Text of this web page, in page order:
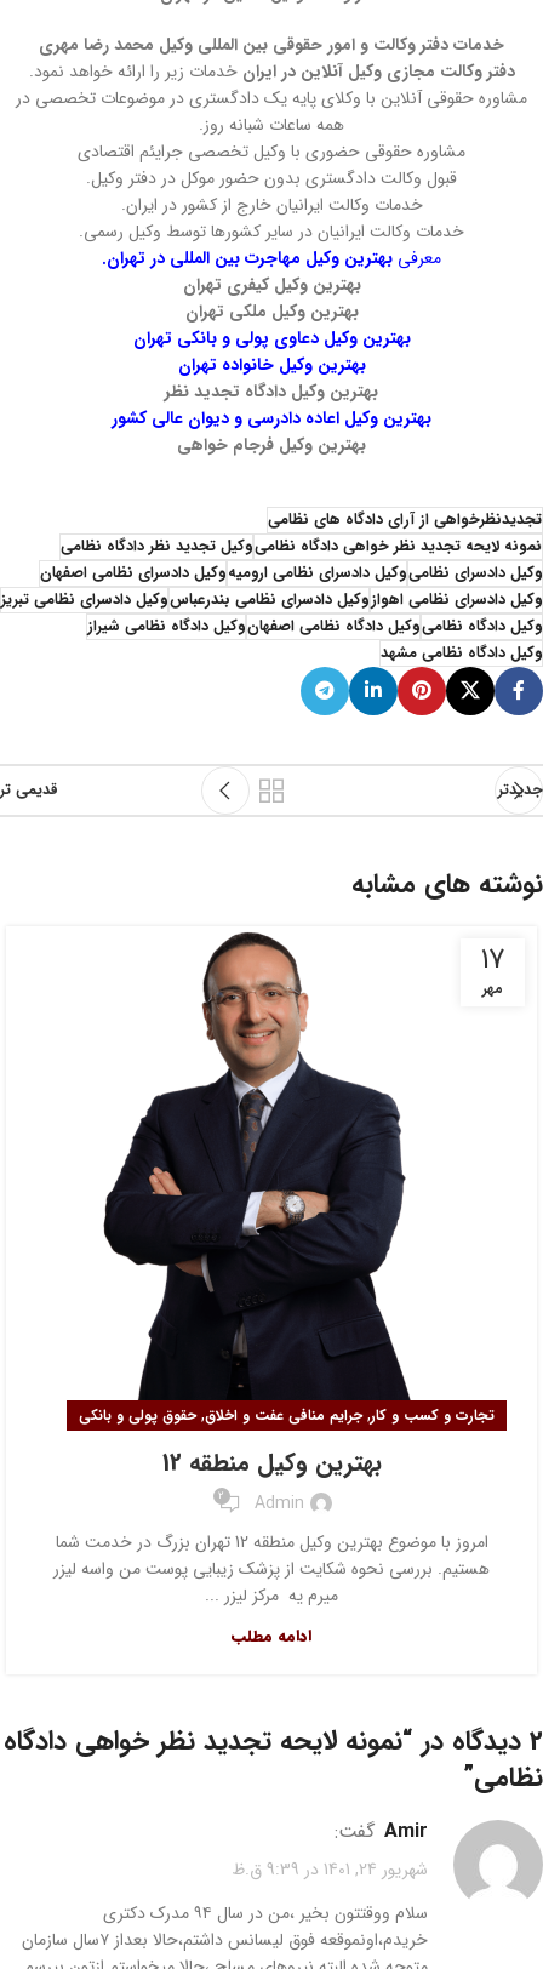
خدمات دفتر وکالت و امور حقوقی بین المللی وکیل محمد رضا مهری
دفتر وکالت مجازی وکیل آنلاین در ایران خدمات زیر را ارائه خواهد نمود.
مشاوره حقوقی آنلاین با وکلای پایه یک دادگستری در موضوعات تخصصی در
همه ساعات شبانه روز.
مشاوره حقوقی حضوری با وکیل تخصصی جرایئم اقتصادی
قبول وکالت دادگستری بدون حضور موکل در دفتر وکیل.
خدمات وکالت ایرانیان خارج از کشور در ایران.
خدمات وکالت ایرانیان در سایر کشورها توسط وکیل رسمی.
معرفی بهترین وکیل مهاجرت بین المللی در تهران.
بهترین وکیل کیفری تهران
بهترین وکیل ملکی تهران
بهترین وکیل دعاوی پولی و بانکی تهران
بهترین وکیل خانواده تهران
بهترین وکیل دادگاه تجدید نظر
بهترین وکیل اعاده دادرسی و دیوان عالی کشور
بهترین وکیل فرجام خواهی
تجدیدنظرخواهی از آرای دادگاه های نظامی
نمونه لایحه تجدید نظر خواهی دادگاه نظامیوکیل تجدید نظر دادگاه نظامی
وکیل دادسرای نظامیوکیل دادسرای نظامی ارومیهوکیل دادسرای نظامی اصفهان
وکیل دادسرای نظامی اهوازوکیل دادسرای نظامی بندرعباسوکیل دادسرای نظامی تبریز
وکیل دادگاه نظامیوکیل دادگاه نظامی اصفهانوکیل دادگاه نظامی شیراز
وکیل دادگاه نظامی مشهد
جدیدتر قدیمی تر
نوشته های مشابه
۱۷
مهر
تجارت و کسب و کار,جرایم منافی عفت و اخلاق,حقوق پولی و بانکی
بهترین وکیل منطقه 12
Admin
2
امروز با موضوع بهترین وکیل منطقه 12 تهران بزرگ در خدمت شما
هستیم. بررسی نحوه شکایت از پزشک زیبایی پوست من واسه لیزر
میرم یه مرکز لیزر ...
ادامه مطلب
2 دیدگاه در “
نمونه لایحه تجدید نظر خواهی دادگاه
نظامی”
Amir گفت:
شهریور 24, 1401 در 9:39 ق.ظ
سلام ووقتتون بخیر ،من در سال ۹۴ مدرک دکتری
خریدم،اونموقعه فوق لیسانس داشتم،حالا بعداز ۷سال سازمان